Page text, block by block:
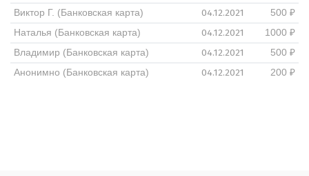
Виктор Г. (Банковская карта)
04.12.2021
500 ₽
Наталья (Банковская карта)
04.12.2021
1000 ₽
Владимир (Банковская карта)
04.12.2021
500 ₽
Анонимно (Банковская карта)
04.12.2021 200 ₽